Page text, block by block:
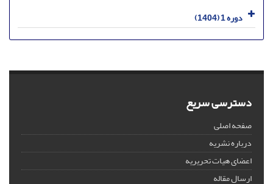
دوره 1 (1404)
دسترسی سریع
صفحه اصلی
درباره نشریه
اعضای هیات تحریریه
ارسال مقاله